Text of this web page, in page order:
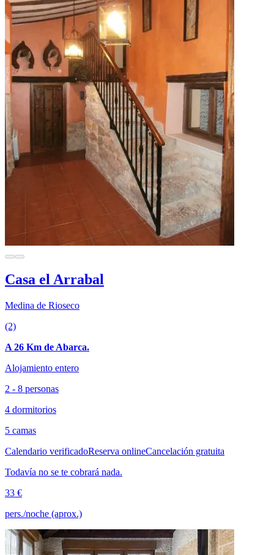
Casa el Arrabal
Medina de Rioseco
(2)
A 26 Km de Abarca.
Alojamiento entero
2 - 8 personas
4 dormitorios
5 camas
Calendario verificadoReserva onlineCancelación gratuita
Todavía no se te cobrará nada.
33 €
pers./noche (aprox.)